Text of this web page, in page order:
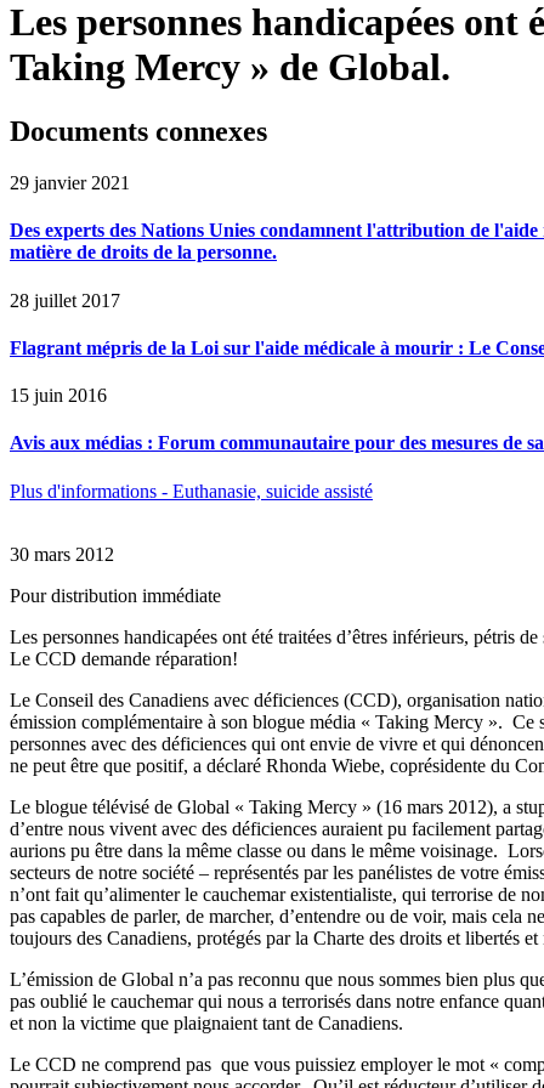
Les personnes handicapées
Taking Mercy » de Global.
Documents connexes
29 janvier 2021
Des experts des Nations Unies condamnent l'attribution de
matière de droits de la personne.
28 juillet 2017
Flagrant mépris de la Loi sur l'aide médicale à mourir : Le
15 juin 2016
Avis aux médias : Forum communautaire pour des mesures de
Plus d'informations - Euthanasie, suicide assisté
30 mars 2012
Pour distribution immédiate
Les personnes handicapées ont été traitées d’êtres inférieurs, pétris
Le CCD demande réparation!
Le Conseil des Canadiens avec déficiences (CCD), organisation
émission complémentaire à son blogue média « Taking Mercy ». Ce
personnes avec des déficiences qui ont envie de vivre et qui
ne peut être que positif, a déclaré Rhonda Wiebe, coprésidente du
Le blogue télévisé de Global « Taking Mercy » (16 mars 2012), a
d’entre nous vivent avec des déficiences auraient pu facilement
aurions pu être dans la même classe ou dans le même voisinage.
secteurs de notre société – représentés par les panélistes de votre
n’ont fait qu’alimenter le cauchemar existentialiste, qui terrorise de
pas capables de parler, de marcher, d’entendre ou de voir, mais
toujours des Canadiens, protégés par la Charte des droits et libertés
L’émission de Global n’a pas reconnu que nous sommes bien plus
pas oublié le cauchemar qui nous a terrorisés dans notre enfance
et non la victime que plaignaient tant de Canadiens.
Le CCD ne comprend pas que vous puissiez employer le mot «